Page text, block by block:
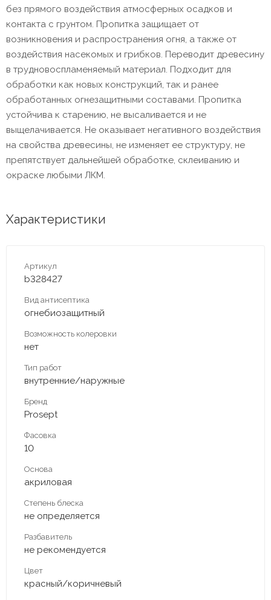
без прямого воздействия атмосферных осадков и
контакта с грунтом. Пропитка защищает от
возникновения и распространения огня, а также от
воздействия насекомых и грибков. Переводит древесину
в трудновоспламеняемый материал. Подходит для
обработки как новых конструкций, так и ранее
обработанных огнезащитными составами. Пропитка
устойчива к старению, не высаливается и не
выщелачивается. Не оказывает негативного воздействия
на свойства древесины, не изменяет ее структуру, не
препятствует дальнейшей обработке, склеиванию и
окраске любыми ЛКМ.
Характеристики
Артикул
b328427
Вид антисептика
огнебиозащитный
Возможность колеровки
нет
Тип работ
внутренние/наружные
Бренд
Prosept
Фасовка
10
Основа
акриловая
Степень блеска
не определяется
Разбавитель
не рекомендуется
Цвет
красный/коричневый